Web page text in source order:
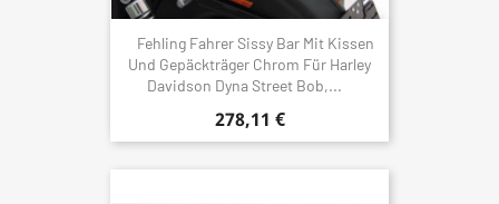
Fehling Fahrer Sissy Bar Mit Kissen
Und Gepäckträger Chrom Für Harley
Davidson Dyna Street Bob,...
278,11 €